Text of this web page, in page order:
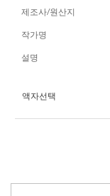
제조사/원산지
작가명
설명
액자선택